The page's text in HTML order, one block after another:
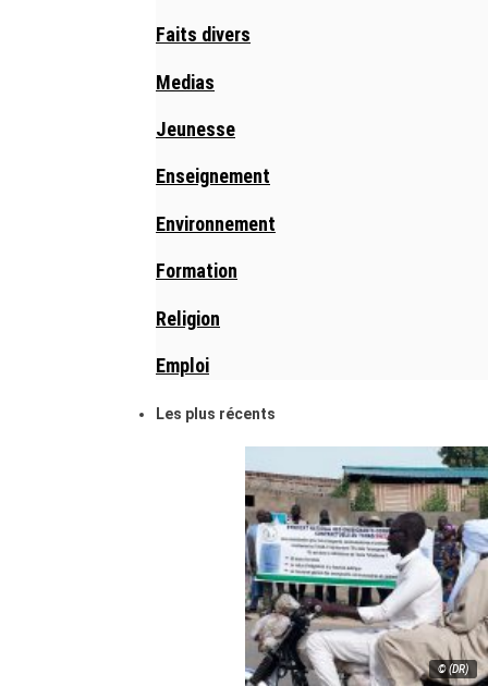
Faits divers
Medias
Jeunesse
Enseignement
Environnement
Formation
Religion
Emploi
Les plus récents
© (DR)